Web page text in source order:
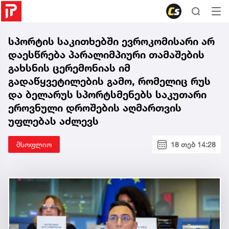
სპორტის საკითხებში ევროკომისარი არ
დაესწრება პარალიმპიური თამაშების
გახსნის ცერემონიას იმ
გადაწყვეტილების გამო, რომელიც რუს
და ბელარუს სპორტსმენებს საკუთარი
ეროვნული დროშების აღმართვის
უფლებას აძლევს
მსოფლიო 18 თებ 14:28